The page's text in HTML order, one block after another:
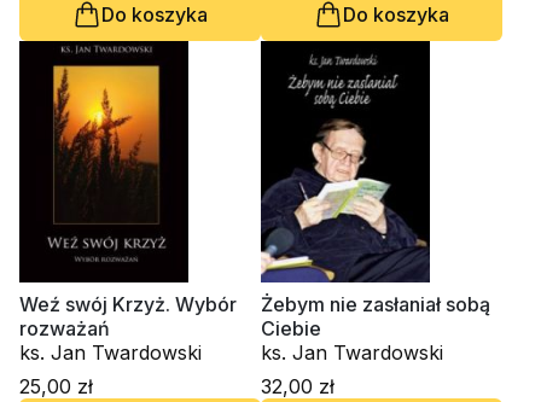
Do koszyka
Do koszyka
Weź swój Krzyż. Wybór
rozważań
ks. Jan Twardowski
25,00 zł
Żebym nie zasłaniał sobą
Ciebie
ks. Jan Twardowski
32,00 zł